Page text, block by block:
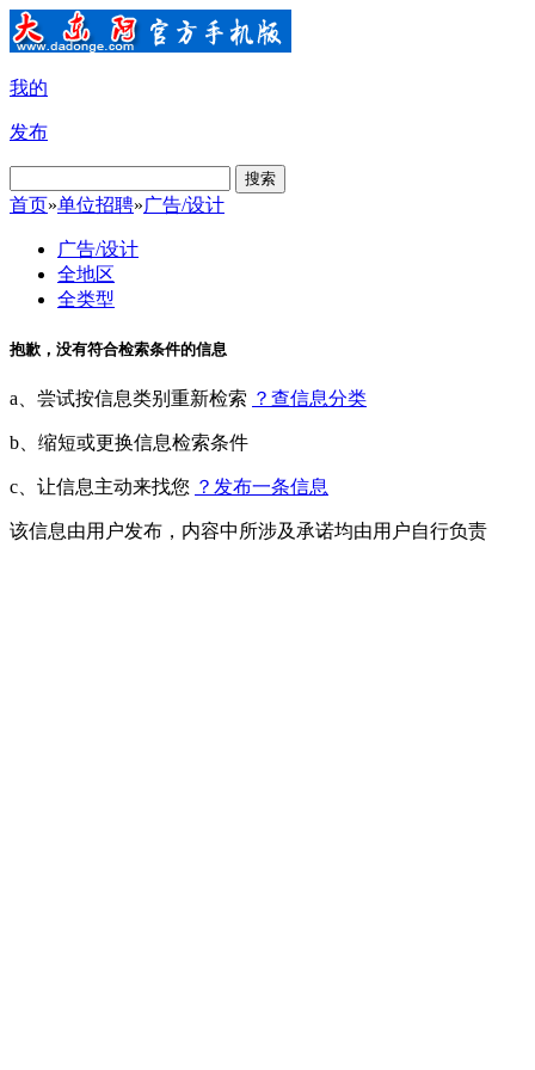
我的
发布
搜索
首页»单位招聘»广告/设计
广告/设计
全地区
全类型
抱歉，没有符合检索条件的信息
a、尝试按信息类别重新检索 ？查信息分类
b、缩短或更换信息检索条件
c、让信息主动来找您 ？发布一条信息
该信息由用户发布，内容中所涉及承诺均由用户自行负责